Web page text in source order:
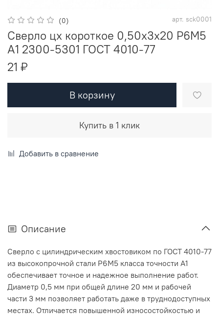
(0) арт. sck0001
Сверло цх короткое 0,50х3х20 Р6М5
A1 2300-5301 ГОСТ 4010-77
21 ₽
В корзину
Купить в 1 клик
Добавить в сравнение
Описание
Сверло с цилиндрическим хвостовиком по ГОСТ 4010-77
из высокопрочной стали Р6М5 класса точности А1
обеспечивает точное и надежное выполнение работ.
Диаметр 0,5 мм при общей длине 20 мм и рабочей
части 3 мм позволяет работать даже в труднодоступных
местах. Отличается повышенной износостойкостью и